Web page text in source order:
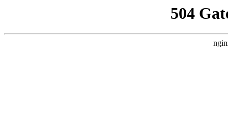
504